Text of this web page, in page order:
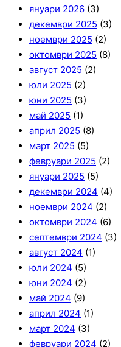
януари 2026 (3)
декември 2025 (3)
ноември 2025 (2)
октомври 2025 (8)
август 2025 (2)
юли 2025 (2)
юни 2025 (3)
май 2025 (1)
април 2025 (8)
март 2025 (5)
февруари 2025 (2)
януари 2025 (5)
декември 2024 (4)
ноември 2024 (2)
октомври 2024 (6)
септември 2024 (3)
август 2024 (1)
юли 2024 (5)
юни 2024 (2)
май 2024 (9)
април 2024 (1)
март 2024 (3)
февруари 2024 (2)